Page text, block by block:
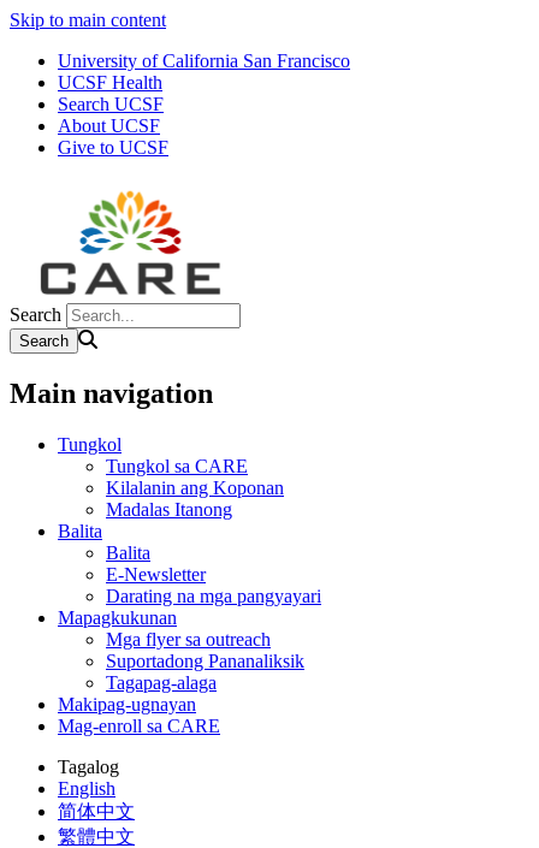
Skip to main content
University of California San Francisco
UCSF Health
Search UCSF
About UCSF
Give to UCSF
Search
Main navigation
Tungkol
Tungkol sa CARE
Kilalanin ang Koponan
Madalas Itanong
Balita
Balita
E-Newsletter
Darating na mga pangyayari
Mapagkukunan
Mga flyer sa outreach
Suportadong Pananaliksik
Tagapag-alaga
Makipag-ugnayan
Mag-enroll sa CARE
Tagalog
English
简体中文
繁體中文